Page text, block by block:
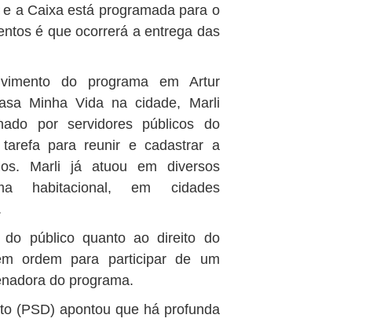
a Caixa está programada para o
é que ocorrerá a entrega das
do programa em Artur
Minha Vida na cidade, Marli
por servidores públicos do
para reunir e cadastrar a
Marli já atuou em diversos
habitacional, em cidades
do público quanto ao direito do
ordem para participar de um
do programa.
(PSD) apontou que há profunda